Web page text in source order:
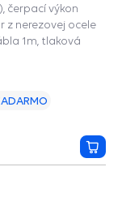
čerpací výkon
z nerezovej ocele
1m, tlaková
do